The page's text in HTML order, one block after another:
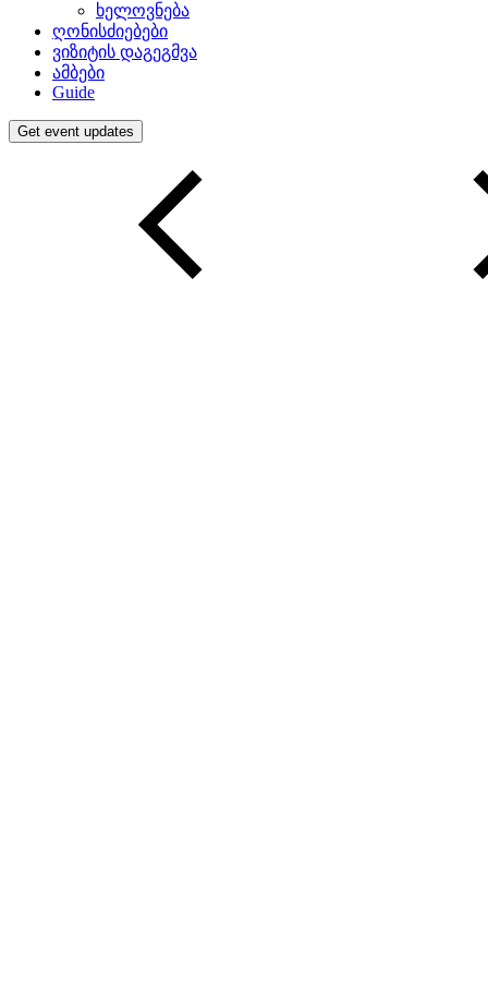
ხელოვნება
ღონისძიებები
ვიზიტის დაგეგმვა
ამბები
Guide
Get event updates